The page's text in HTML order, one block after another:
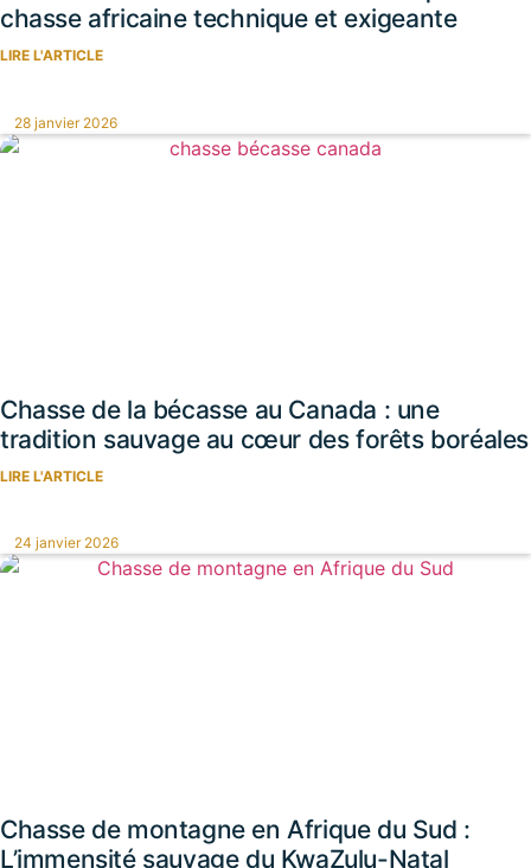
chasse africaine technique et exigeante
LIRE L'ARTICLE
28 janvier 2026
Chasse de la bécasse au Canada : une
tradition sauvage au cœur des forêts boréales
LIRE L'ARTICLE
24 janvier 2026
Chasse de montagne en Afrique du Sud :
L’immensité sauvage du KwaZulu-Natal